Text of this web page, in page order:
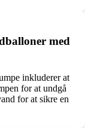
med
inkluderer at
for at undgå
for at sikre en